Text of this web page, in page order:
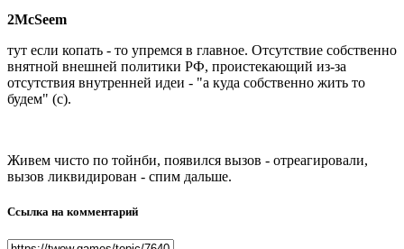
2McSeem
тут если копать - то упремся в главное. Отсутствие собственно
внятной внешней политики РФ, проистекающий из-за
отсутствия внутренней идеи - "а куда собственно жить то
будем" (с).
Живем чисто по тойнби, появился вызов - отреагировали,
вызов ликвидирован - спим дальше.
Ссылка на комментарий